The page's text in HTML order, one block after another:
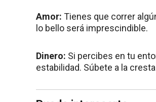
Amor: Tienes que correr
lo bello será imprescindible.
Dinero: Si percibes en tu
estabilidad. Súbete a la